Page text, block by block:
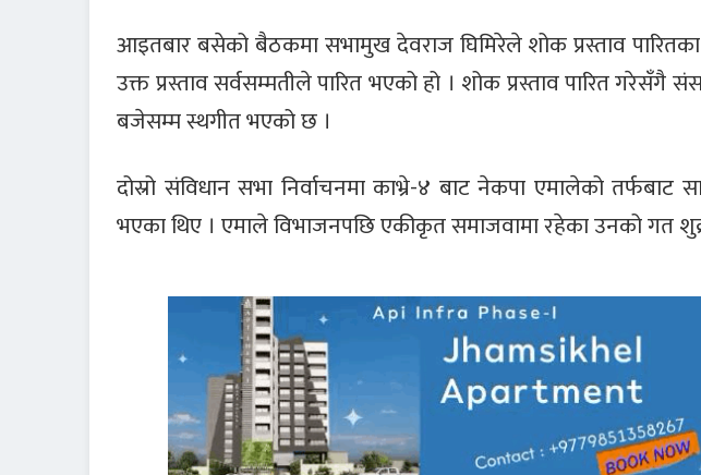
आइतबार बसेको बैठकमा सभामुख देवराज घिमिरेले शोक प्रस्ताव पारितका
उक्त प्रस्ताव सर्वसम्मतीले पारित भएको हो । शोक प्रस्ताव पारित गरेसँगै
बजेसम्म स्थगीत भएको छ ।
दोस्रो संविधान सभा निर्वाचनमा काभ्रे-४ बाट नेकपा एमालेको तर्फबाट
भएका थिए । एमाले विभाजनपछि एकीकृत समाजवामा रहेका उनको गत